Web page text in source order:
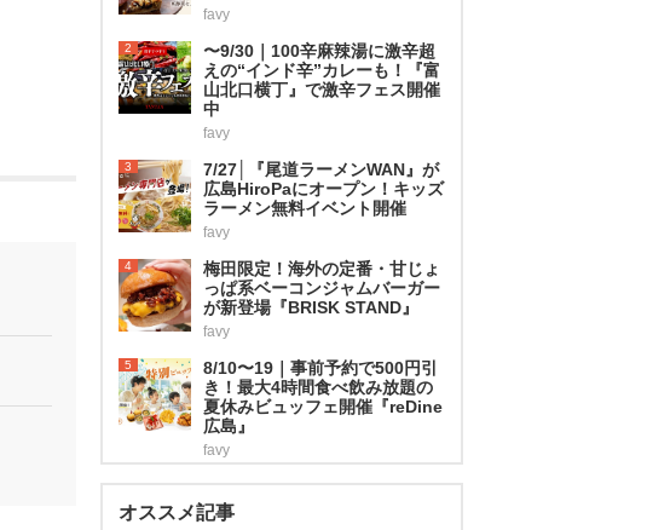
favy
2
〜9/30｜100辛麻辣湯に激辛超
えの“インド辛”カレーも！『富
山北口横丁』で激辛フェス開催
中
favy
3
7/27│『尾道ラーメンWAN』が
広島HiroPaにオープン！キッズ
ラーメン無料イベント開催
favy
4
梅田限定！海外の定番・甘じょ
っぱ系ベーコンジャムバーガー
が新登場『BRISK STAND』
favy
5
8/10〜19｜事前予約で500円引
き！最大4時間食べ飲み放題の
夏休みビュッフェ開催『reDine
広島』
favy
オススメ記事